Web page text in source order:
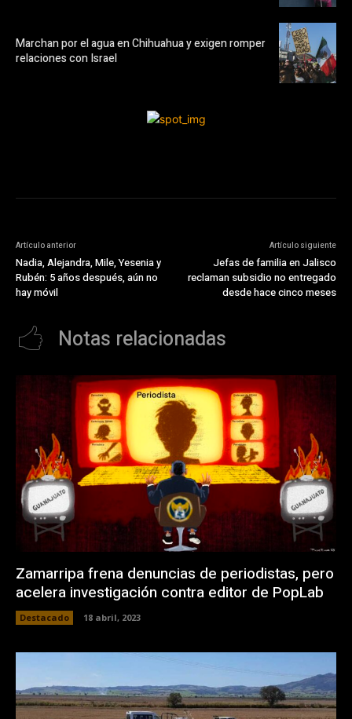
Marchan por el agua en Chihuahua y exigen romper
relaciones con Israel
Artículo anterior
Nadia, Alejandra, Mile, Yesenia y
Rubén: 5 años después, aún no
hay móvil
Artículo siguiente
Jefas de familia en Jalisco
reclaman subsidio no entregado
desde hace cinco meses
Notas relacionadas
Zamarripa frena denuncias de periodistas, pero
acelera investigación contra editor de PopLab
Destacado 18 abril, 2023